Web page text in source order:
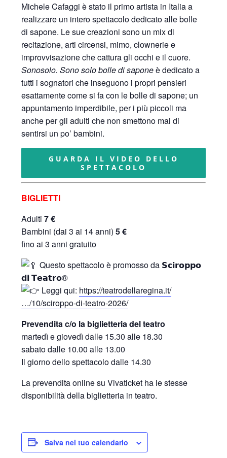
Michele Cafaggi è stato il primo artista in Italia a
realizzare un intero spettacolo dedicato alle bolle
di sapone. Le sue creazioni sono un mix di
recitazione, arti circensi, mimo, clownerie e
improvvisazione che cattura gli occhi e il cuore.
Sonosolo. Sono solo bolle di saponeè dedicato a
tutti i sognatori che inseguono i propri pensieri
esattamente come si fa con le bolle di sapone; un
appuntamento imperdibile, per i più piccoli ma
anche per gli adulti che non smettono mai di
sentirsi un po’ bambini.
GUARDA IL VIDEO DELLO
SPETTACOLO
BIGLIETTI
Adulti7 €
Bambini (dai 3 ai 14 anni)5 €
fino ai 3 anni gratuito
Questo spettacolo è promosso da 𝗦𝗰𝗶𝗿𝗼𝗽𝗽𝗼
𝗱𝗶 𝗧𝗲𝗮𝘁𝗿𝗼®
Leggi qui: https://teatrodellaregina.it/
…/10/sciroppo-di-teatro-2026/
Prevendita c/o la biglietteria del teatro
martedì e giovedì dalle 15.30 alle 18.30
sabato dalle 10.00 alle 13.00
Il giorno dello spettacolo dalle 14.30
La prevendita online su Vivaticket ha le stesse
disponibilità della biglietteria in teatro.
Salva nel tuo calendario